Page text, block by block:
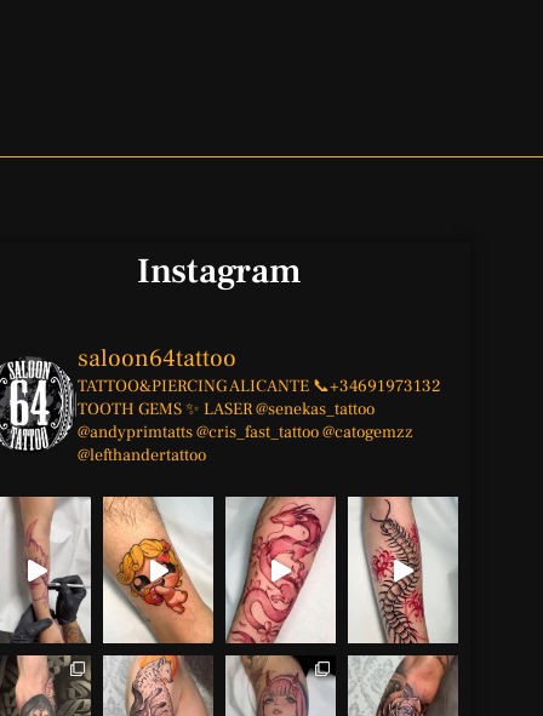
Instagram
saloon64tattoo
TATTOO&PIERCINGALICANTE 📞+34691973132
TOOTH GEMS ✨ LASER@senekas_tattoo
@andyprimtatts@cris_fast_tattoo@catogemzz
@lefthandertattoo